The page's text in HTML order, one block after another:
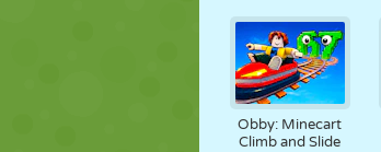
Obby: Minecart
Climb and Slide